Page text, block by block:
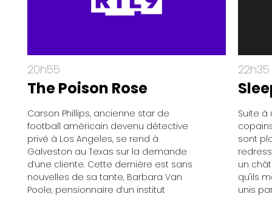
20h55
The Poison Rose
Carson Phillips, ancienne star de
football américain devenu détective
privé à Los Angeles, se rend à
Galveston au Texas sur la demande
d’une cliente. Cette dernière est sans
nouvelles de sa tante, Barbara Van
Poole, pensionnaire d’un institut
22h35
Suite à
sont
un
qu'ils
unis